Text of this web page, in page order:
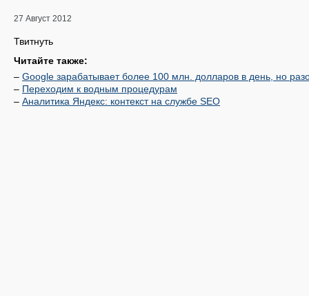
27 Август 2012
Твитнуть
Читайте также:
– Google зарабатывает более 100 млн. долларов в день, но
– Переходим к водным процедурам
– Аналитика Яндекс: контекст на службе SEO